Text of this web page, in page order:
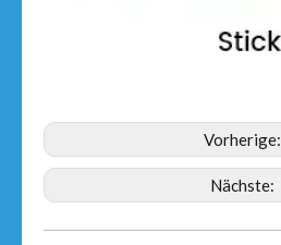
Vorherige:
Nächste: